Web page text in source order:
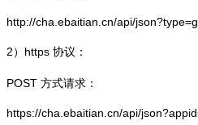
http://cha.ebaitian.cn/api/
2） https 协议：
POST 方式请求：
https://cha.ebaitian.cn/api/